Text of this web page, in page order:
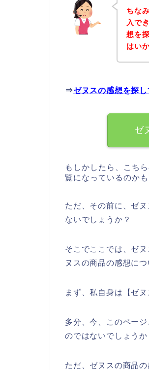
ちな
入で
想を
はい
⇒ゼヌスの感想を探
ゼ
もしかしたら、こち
覧になっているのかも
ただ、その前に、ゼ
ないでしょうか？
そこでここでは、ゼ
ヌスの商品の感想に
まず、私自身は【ゼ
多分、今、このペー
のではないでしょうか
ただ、ゼヌスの商品